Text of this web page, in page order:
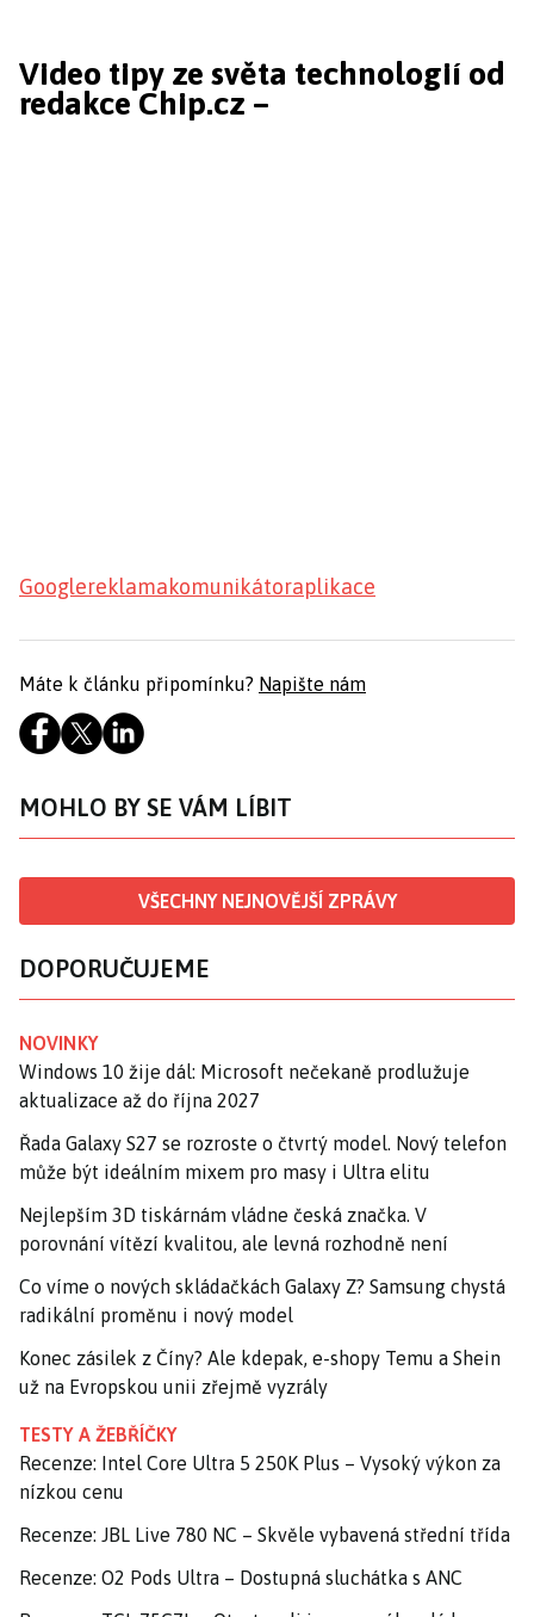
Video tipy ze světa technologií od
redakce Chip.cz –
Googlereklamakomunikátoraplikace
Máte k článku připomínku? Napište nám
MOHLO BY SE VÁM LÍBIT
VŠECHNY NEJNOVĚJŠÍ ZPRÁVY
DOPORUČUJEME
NOVINKY
Windows 10 žije dál: Microsoft nečekaně prodlužuje
aktualizace až do října 2027
Řada Galaxy S27 se rozroste o čtvrtý model. Nový telefon
může být ideálním mixem pro masy i Ultra elitu
Nejlepším 3D tiskárnám vládne česká značka. V
porovnání vítězí kvalitou, ale levná rozhodně není
Co víme o nových skládačkách Galaxy Z? Samsung chystá
radikální proměnu i nový model
Konec zásilek z Číny? Ale kdepak, e-shopy Temu a Shein
už na Evropskou unii zřejmě vyzrály
TESTY A ŽEBŘÍČKY
Recenze: Intel Core Ultra 5 250K Plus – Vysoký výkon za
nízkou cenu
Recenze: JBL Live 780 NC – Skvěle vybavená střední třída
Recenze: O2 Pods Ultra – Dostupná sluchátka s ANC